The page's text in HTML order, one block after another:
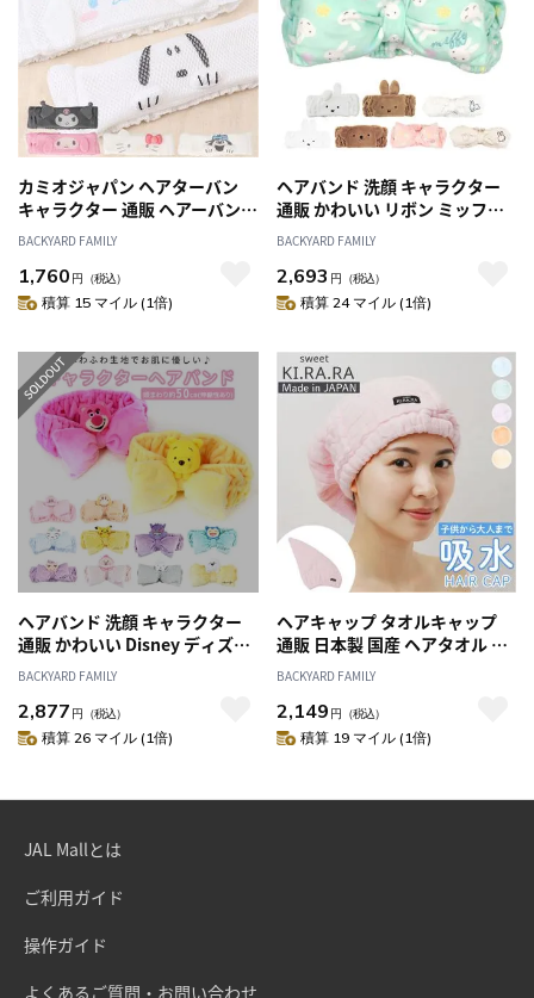
カミオジャパン ヘアターバン
キャラクター 通販 ヘアーバン
ド ターバン ヘアーターバン ヘ
面用 メッシュ お風呂 洗顔 かわ
いい 可愛い kamiojapan バス
BACKYARD FAMILY
1,760 円 （税込）
積算 15 マイル (1倍)
ヘアバンド 洗顔 キャラクター
通販 かわいい リボン ミッフィ
ー miffy レディース キッズ ヘ
ク フェイスヘアバンド リボン
ヘアバンド T'S FACTORY ティ
BACKYARD FAMILY
2,693 円 （税込）
積算 24 マイル (1倍)
ヘアバンド 洗顔 キャラクター
通販 かわいい Disney ディズニ
ー リラックマ レディース キッ
ズ ヘアターバン お風呂上がり
メイク 化粧 マイキャラヘアバ
ンド T'S FACTORY ティーズフ
クセサリー ヘアケア
BACKYARD FAMILY
2,877 円 （税込）
積算 26 マイル (1倍)
ヘアキャップ タオルキャップ
通販 日本製 国産 ヘアタオル ナ
イトキャップ 大人 スイミング
タオル ドライキャップ ヘアド
ライタオル レディース フワリ
ー 風呂上がり 湯上がり 日用品
BACKYARD FAMILY
2,149 円 （税込）
積算 19 マイル (1倍)
JAL Mallとは
ご利用ガイド
操作ガイド
よくあるご質問・お問い合わせ